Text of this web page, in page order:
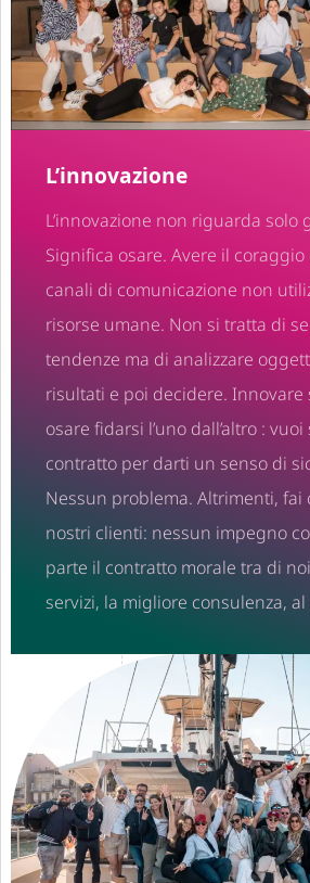
L’innovazione
L’innovazione non riguarda solo
Significa osare. Avere il
canali di comunicazione non
risorse umane. Non si tratta di
tendenze ma di analizzare
risultati e poi decidere.
osare fidarsi l’uno dall’altro :
contratto per darti un senso di
Nessun problema. Altrimenti, fai
nostri clienti: nessun impegno
parte il contratto morale tra di
servizi, la migliore consulenza,